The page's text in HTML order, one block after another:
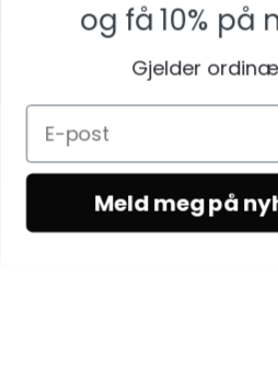
og få 10% på
Gjelder
Meld meg på